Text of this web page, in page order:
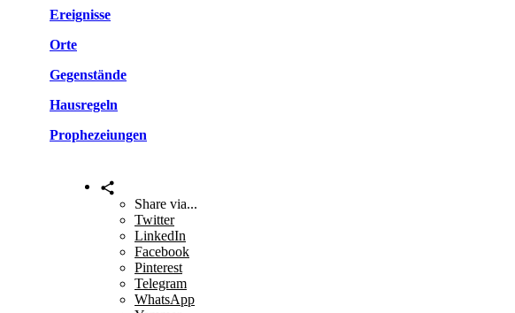
Ereignisse
Orte
Gegenstände
Hausregeln
Prophezeiungen
Share via...
Twitter
LinkedIn
Facebook
Pinterest
Telegram
WhatsApp